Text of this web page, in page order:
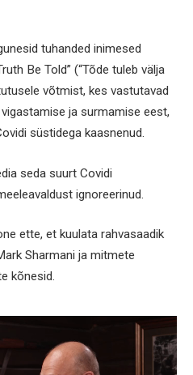
tuhanded inimesed
Be Told” (“Tõde tuleb välja
võtmist, kes vastutavad
ja surmamise eest,
süstidega kaasnenud.
seda suurt Covidi
ignoreerinud.
ette, et kuulata rahvasaadik
Sharmani ja mitmete
kõnesid.